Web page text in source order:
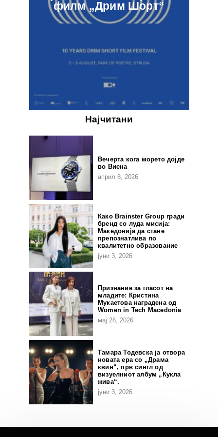
филм „Дрим Шорт“
Најчитани
Вечерта кога морето дојде
во Виена
април 8, 2026
Како Brainster Group гради
бренд со луда мисија:
Македонија да стане
препознатлива по
квалитетно образование
јуни 3, 2026
Признание за гласот на
младите: Кристина
Мукаетова наградена од
Women in Tech Macedonia
мај 26, 2026
Тамара Тодевска ја отвора
новата ера со „Драма
квин“, прв сингл од
визуелниот албум „Кукла
жива“.
јуни 3, 2026